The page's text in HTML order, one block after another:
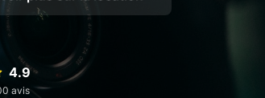
4.9
avis